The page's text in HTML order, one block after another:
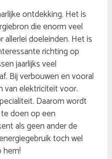
ontdekking. Het is
die enorm veel
doeleinden. Het is
richting op
jaarlijks veel
Bij verbouwen en vooral
van elektriciteit voor.
Daarom wordt
doen op een
als geen ander de
toch wel